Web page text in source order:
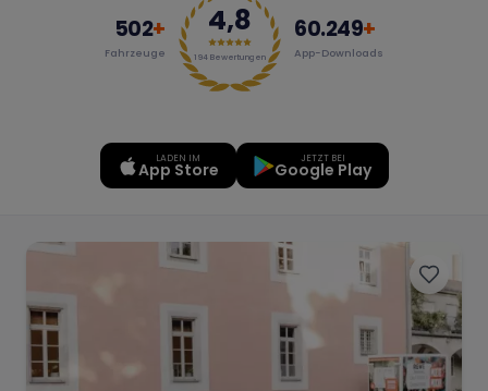
Marke
Porsche Lamborghini Ferrari
Jaguar
Zeitraum wählen
502+
Fahrzeuge
4,8
194Bewertungen
60.249+
App-Downloads
LADEN IM
App Store
JETZT BEI
Google Play